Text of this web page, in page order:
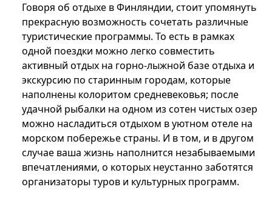
Говоря об отдыхе в Финляндии, стоит упомянуть
прекрасную возможность сочетать различные
туристические программы. То есть в рамках
одной поездки можно легко совместить
активный отдых на горно-лыжной базе отдыха и
экскурсию по старинным городам, которые
наполнены колоритом средневековья; после
удачной рыбалки на одном из сотен чистых озер
можно насладиться отдыхом в уютном отеле на
морском побережье страны. И в том, и в другом
случае ваша жизнь наполнится незабываемыми
впечатлениями, о которых неустанно заботятся
организаторы туров и культурных программ.